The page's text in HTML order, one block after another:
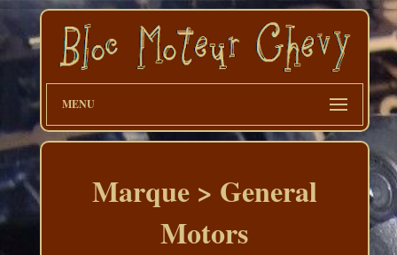
MENU
Marque > General
Motors